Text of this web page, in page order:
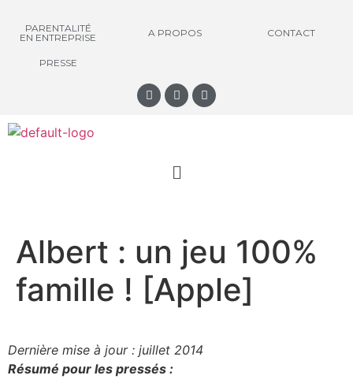
PARENTALITÉ
EN ENTREPRISE
A PROPOS CONTACT
PRESSE
Albert : un jeu 100%
famille ! [Apple]
Dernière mise à jour : juillet 2014
Résumé pour les pressés :